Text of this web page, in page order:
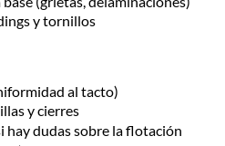
y tornillos
al tacto)
y cierres
hay dudas sobre la flotación